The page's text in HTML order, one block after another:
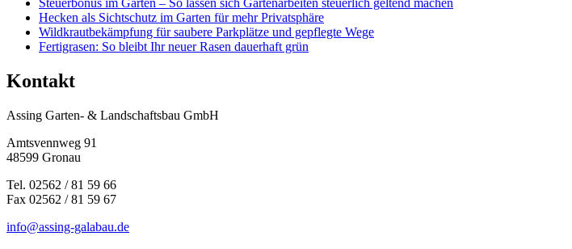
Hecken als Sichtschutz im Garten für mehr Privatsphäre
Wildkrautbekämpfung für saubere Parkplätze und gepflegte Wege
Fertigrasen: So bleibt Ihr neuer Rasen dauerhaft grün
Kontakt
Assing Garten- & Landschaftsbau GmbH
Amtsvennweg 91
48599 Gronau
Tel. 02562 / 81 59 66
Fax 02562 / 81 59 67
info@assing-galabau.de